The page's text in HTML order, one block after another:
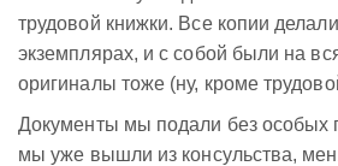
трудовой книжки. Все копии
экземплярах, и с собой были на
оригиналы тоже (ну, кроме
Документы мы подали без особых
мы уже вышли из консульства,